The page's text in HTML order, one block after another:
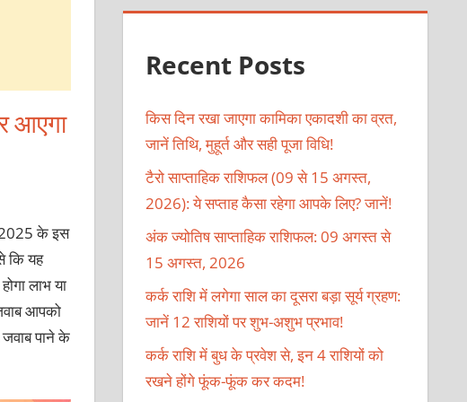
आएगा
2025 के इस
कि यह
लाभ या
आपको
पाने के
Recent Posts
किस दिन रखा जाएगा कामिका एकादशी का व्रत,
जानें तिथि, मुहूर्त और सही पूजा विधि!
टैरो साप्ताहिक राशिफल (09 से 15 अगस्त,
2026): ये सप्ताह कैसा रहेगा आपके लिए? जानें!
अंक ज्योतिष साप्ताहिक राशिफल: 09 अगस्त से
15 अगस्त, 2026
कर्क राशि में लगेगा साल का दूसरा बड़ा सूर्य ग्रहण:
जानें 12 राशियों पर शुभ-अशुभ प्रभाव!
कर्क राशि में बुध के प्रवेश से, इन 4 राशियों को
रखने होंगे फूंक-फूंक कर कदम!